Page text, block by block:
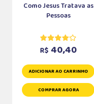
Como Jesus Tratava as
Pessoas
R$ 40,40
ADICIONAR AO CARRINHO
COMPRAR AGORA